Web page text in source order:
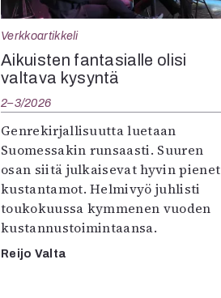
Verkkoartikkeli
Aikuisten fantasialle olisi
valtava kysyntä
2–3/2026
Genrekirjallisuutta luetaan
Suomessakin runsaasti. Suuren
osan siitä julkaisevat hyvin pienet
kustantamot. Helmivyö juhlisti
toukokuussa kymmenen vuoden
kustannustoimintaansa.
Reijo Valta